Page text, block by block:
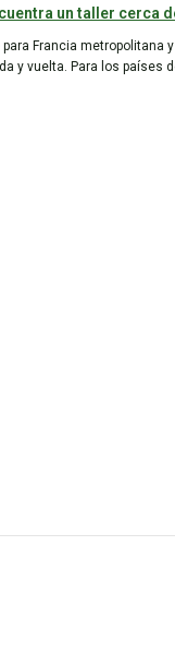
un taller cerca
Francia metropolitana
y vuelta. Para los países